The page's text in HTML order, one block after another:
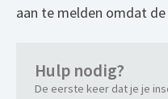
aan te melden omdat
Hulp nodig?
De eerste keer dat je je